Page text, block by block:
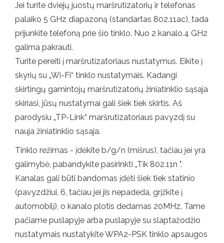
Jei turite dviejų juostų maršrutizatorių ir telefonas
palaiko 5 GHz diapazoną (standartas 802.11ac), tada
prijunkite telefoną prie šio tinklo. Nuo 2 kanalo.4 GHz
galima pakrauti.
Turite pereiti į maršrutizatoriaus nustatymus. Eikite į
skyrių su „Wi-Fi“ tinklo nustatymais. Kadangi
skirtingų gamintojų maršrutizatorių žiniatinklio sąsaja
skiriasi, jūsų nustatymai gali šiek tiek skirtis. Aš
parodysiu „TP-Link“ maršrutizatoriaus pavyzdį su
nauja žiniatinklio sąsaja.
Tinklo režimas - įdėkite b/g/n (mišrus), tačiau jei yra
galimybė, pabandykite pasirinkti „Tik 802.11n ".
Kanalas gali būti bandomas įdėti šiek tiek statinio
(pavyzdžiui, 6, tačiau jei jis nepadeda, grįžkite į
automobilį), o kanalo plotis dedamas 20MHz. Tame
pačiame puslapyje arba puslapyje su slaptažodžio
nustatymais nustatykite WPA2-PSK tinklo apsaugos